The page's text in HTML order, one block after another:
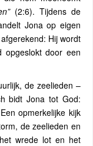
(2:6). Tijdens de
Jona op eigen
Hij wordt
opgeslokt door een
de zeelieden –
bidt Jona tot God:
opmerkelijke kijk
de zeelieden en
wrede lot en het